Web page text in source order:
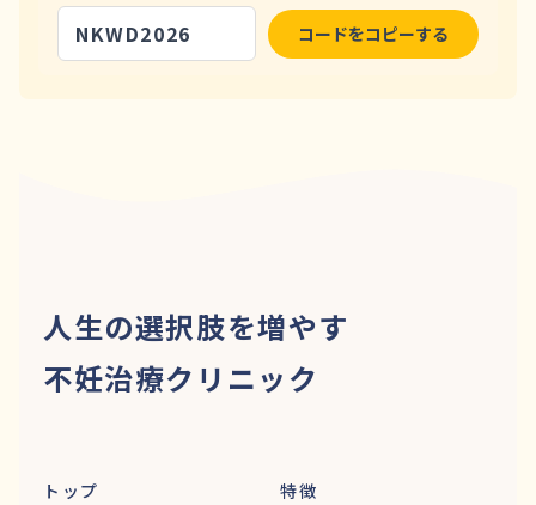
NKWD2026 コードをコピーする
人生の選択肢を増やす
不妊治療クリニック
トップ 特徴